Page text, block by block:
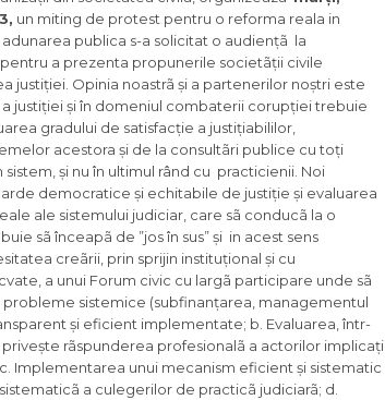
un miting de protest pentru o reforma reala in
publica s-a solicitat o audiențã la
a prezenta propunerile societãții civile
justiției. Opinia noastrã și a partenerilor noștri este
justiției și în domeniul combaterii corupției trebuie
gradului de satisfacție a justițiabililor,
acestora și de la consultãri publice cu toți
și nu în ultimul rând cu practicienii. Noi
democratice și echitabile de justiție și evaluarea
ale sistemului judiciar, care sã conducã la o
sã înceapã de ”jos în sus” și in acest sens
creãrii, prin sprijin instituțional și cu
a unui Forum civic cu largã participare unde sã
sistemice (subfinanțarea, managementul
și eficient implementate; b. Evaluarea, într-
rãspunderea profesionalã a actorilor implicați
Implementarea unui mecanism eficient și sistematic
a culegerilor de practicã judiciarã; d.